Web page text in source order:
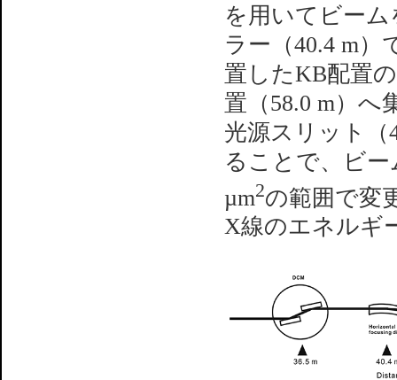
を用いてビー
ラー（40.4 m）
置したKB配置
置（58.0 m）へ
光源スリット（
ることで、ビー
µm2の範囲で変
X線のエネルギ